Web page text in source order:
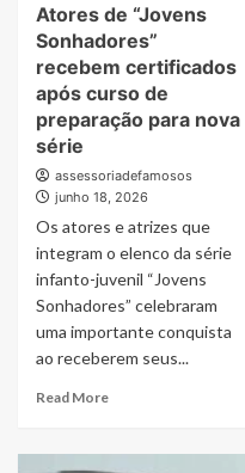
Atores de “Jovens
Sonhadores”
recebem certificados
após curso de
preparação para nova
série
assessoriadefamosos
junho 18, 2026
Os atores e atrizes que
integram o elenco da série
infanto-juvenil “Jovens
Sonhadores” celebraram
uma importante conquista
ao receberem seus...
Read MoreRead